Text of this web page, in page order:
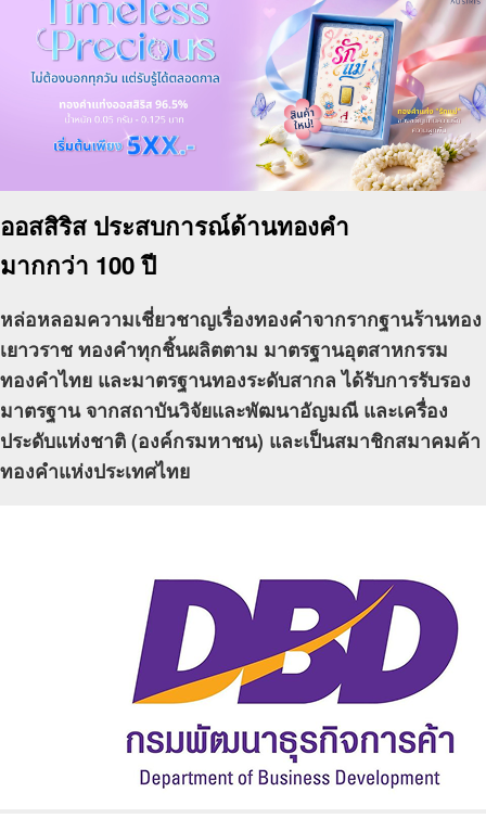
ออสสิริส ประสบการณ์ด้านทองคำ
มากกว่า 100 ปี
หล่อหลอมความเชี่ยวชาญเรื่องทองคำจากรากฐานร้านทอง
เยาวราช ทองคำทุกชิ้นผลิตตาม มาตรฐานอุตสาหกรรม
ทองคำไทย และมาตรฐานทองระดับสากล ได้รับการรับรอง
มาตรฐาน จากสถาบันวิจัยและพัฒนาอัญมณี และเครื่อง
ประดับแห่งชาติ (องค์กรมหาชน) และเป็นสมาชิกสมาคมค้า
ทองคำแห่งประเทศไทย